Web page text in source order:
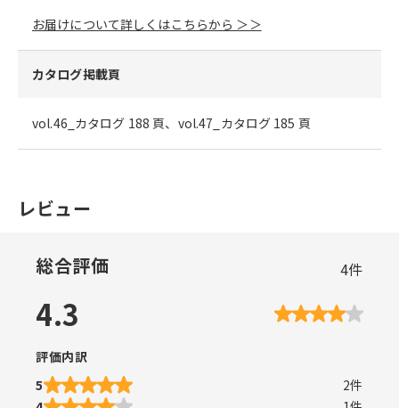
お届けについて詳しくはこちらから ＞＞
カタログ掲載頁
vol.46_カタログ 188 頁、vol.47_カタログ 185 頁
レビュー
総合評価 4件
4.3
評価内訳
5
2件